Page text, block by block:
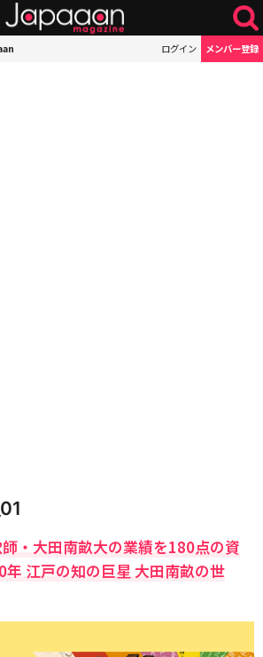
ログイン メンバー登録
・大田南畝大の業績を180点の資
江戸の知の巨星 大田南畝の世